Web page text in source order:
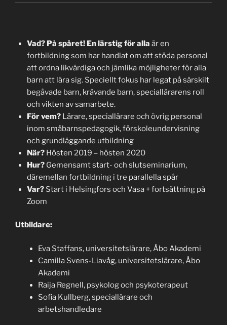
Vad? På spåret! En lärstig för alla är en
fortbildning som har handlat om att stöda personal
att ordna likvärdiga och jämlika möjligheter för alla
barn att lära sig. Speciellt fokus har legat på särskilt
begåvade barn, krävande barn, speciallärarens roll
och vikten av samarbete.
För vem? Lärare, speciallärare och övrig personal
inom småbarnspedagogik, förskoleundervisning
och grundläggande utbildning
När?Hösten 2019 – hösten 2020
Hur?Gemensamt start- och slutseminarium,
däremellan fortbildning i tre parallella spår
Var?Start i Helsingfors och Vasa + fortsättning på
Zoom
Utbildare:
Eva Staffans, universitetslärare, Åbo Akademi
Camilla Svens-Liavåg, universitetslärare, Åbo
Akademi
Raija Regnell, psykolog och psykoterapeut
Sofia Kullberg, speciallärare och
arbetshandledare